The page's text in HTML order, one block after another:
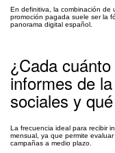
En definitiva, la combinación de
promoción pagada suele ser la
panorama digital español.
¿Cada
informes de
sociales y
La frecuencia ideal para recibir
mensual, ya que permite
campañas a medio plazo.